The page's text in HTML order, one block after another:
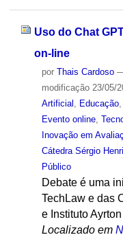
Uso do Chat
on-line
por Thais Cardoso
modificação23/05/
Artificial
Educação,
Evento online,
Inovação em
Cátedra Sérgio
Público
Debate é uma
TechLaw e das
e Instituto
Localizado em